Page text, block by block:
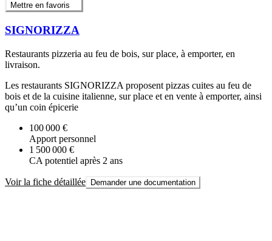
Mettre en favoris
SIGNORIZZA
Restaurants pizzeria au feu de bois, sur place, à emporter, en
livraison.
Les restaurants SIGNORIZZA proposent pizzas cuites au feu de
bois et de la cuisine italienne, sur place et en vente à emporter, ainsi
qu’un coin épicerie
100 000 €
Apport personnel
1 500 000 €
CA potentiel après 2 ans
Voir la fiche détaillée Demander une documentation